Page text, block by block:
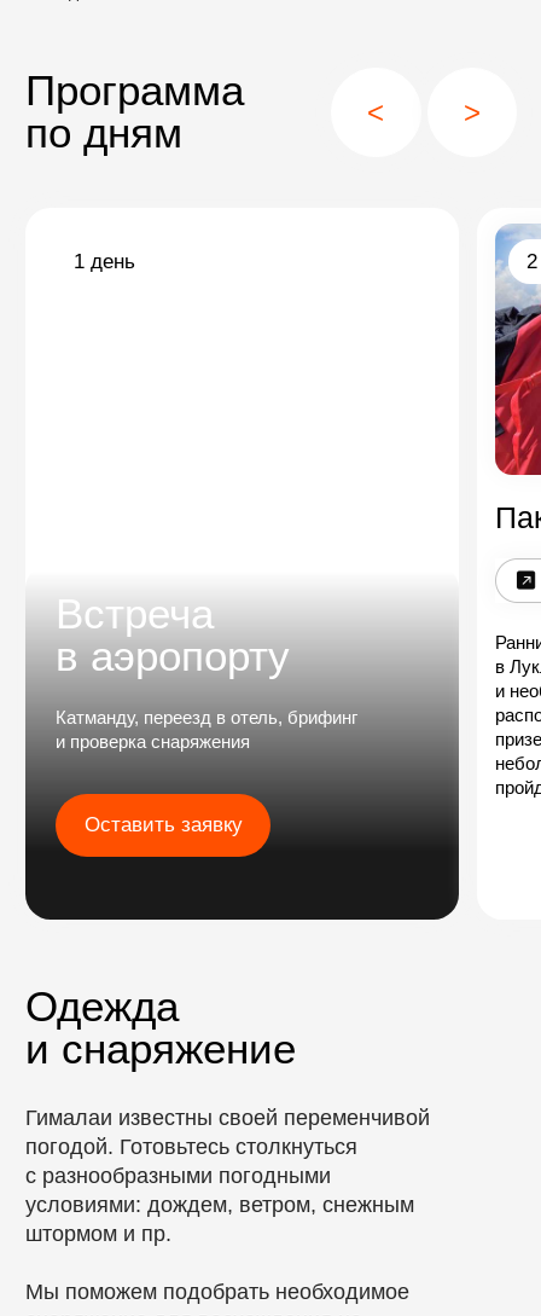
Детали поездки
айленд-пик
даты: по запросу